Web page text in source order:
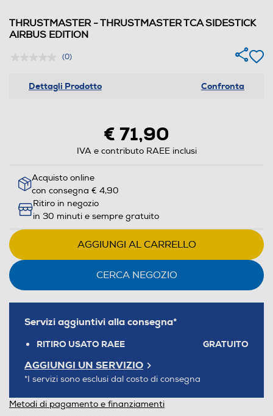
THRUSTMASTER - THRUSTMASTER TCA SIDESTICK
AIRBUS EDITION
(0)
Dettagli Prodotto Confronta
€ 71,90
IVA e contributo RAEE inclusi
Acquisto online
con consegna € 4,90
Ritiro in negozio
in 30 minuti e sempre gratuito
AGGIUNGI AL CARRELLO
CERCA NEGOZIO
Servizi aggiuntivi alla consegna*
RITIRO USATO RAEE GRATUITO
AGGIUNGI UN SERVIZIO
*I servizi sono esclusi dal costo di consegna
Metodi di pagamento e finanziamenti